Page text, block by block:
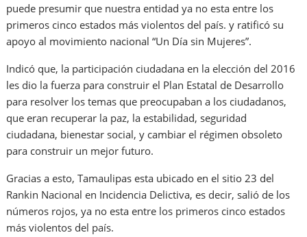
puede presumir que nuestra entidad ya no esta entre los
primeros cinco estados más violentos del país. y ratificó su
apoyo al movimiento nacional “Un Día sin Mujeres”.
Indicó que, la participación ciudadana en la elección del 2016
les dio la fuerza para construir el Plan Estatal de Desarrollo
para resolver los temas que preocupaban a los ciudadanos,
que eran recuperar la paz, la estabilidad, seguridad
ciudadana, bienestar social, y cambiar el régimen obsoleto
para construir un mejor futuro.
Gracias a esto, Tamaulipas esta ubicado en el sitio 23 del
Rankin Nacional en Incidencia Delictiva, es decir, salió de los
números rojos, ya no esta entre los primeros cinco estados
más violentos del país.